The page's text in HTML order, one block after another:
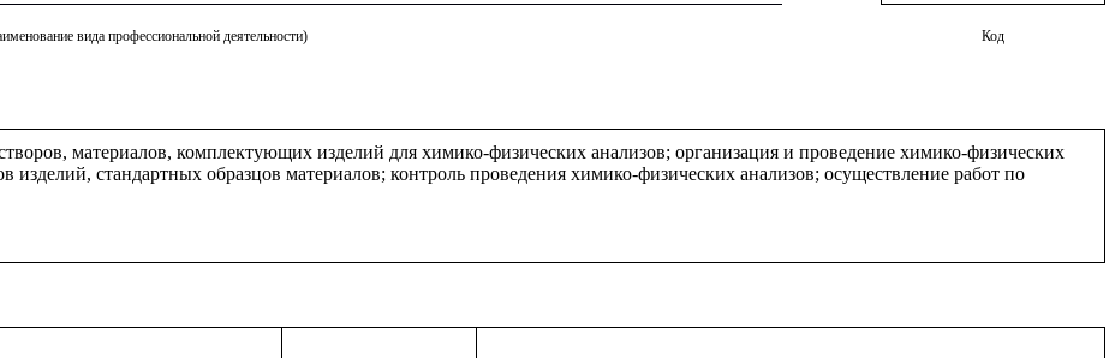
вида профессиональной деятельности) Код
материалов, комплектующих изделий для химико-физических анализов; организация и проведение химико-физических
изделий, стандартных образцов материалов; контроль проведения химико-физических анализов; осуществление работ по